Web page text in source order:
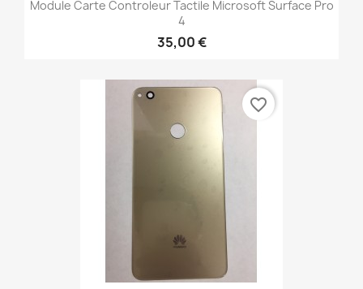
Module Carte Controleur Tactile Microsoft Surface Pro
4
35,00 €
favorite_border